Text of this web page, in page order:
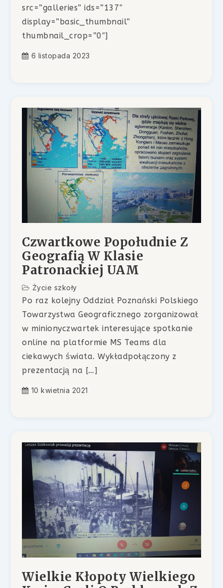
src=”galleries” ids=”137″
display=”basic_thumbnail”
thumbnail_crop=”0″]
6 listopada 2023
Czwartkowe Popołudnie Z
Geografią W Klasie
Patronackiej UAM
Życie szkoły
Po raz kolejny Oddział Poznański Polskiego
Towarzystwa Geograficznego zorganizował
w minionyczwartek interesujące spotkanie
online na platformie MS Teams dla
ciekawych świata. Wykładpołączony z
prezentacją na […]
10 kwietnia 2021
Wielkie Kłopoty Wielkiego